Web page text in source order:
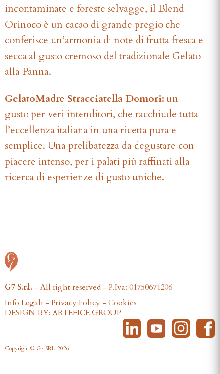
incontaminate e foreste selvagge, il Blend
Orinoco è un cacao di grande pregio che
conferisce un’armonia di note di frutta fresca e
secca al gusto cremoso del tradizionale Gelato
alla Panna.
GelatoMadre Stracciatella Domori: un
gusto per veri intenditori, che racchiude tutta
l’eccellenza italiana in una ricetta pura e
semplice. Una prelibatezza da degustare con
piacere intenso, per i palati più raffinati alla
ricerca di esperienze di gusto uniche.
G7 S.r.l. - All right reserved - P.Iva: 01750671206
Info Legali - Privacy Policy - Cookies
DESIGN BY: ARTEFICE GROUP
Copyright © G7 SRL, 2026